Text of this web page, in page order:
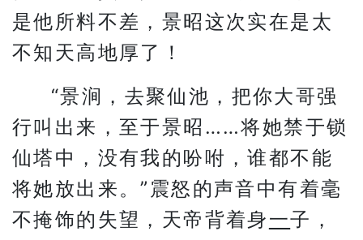
是他所料不差，景昭这次实在是太
不知天高地厚了！
“景涧，去聚仙池，把你大哥强
行叫出来，至于景昭……将她禁于锁
仙塔中，没有我的吩咐，谁都不能
将她放出来。”震怒的声音中有着毫
不掩饰的失望，天帝背着身一子，